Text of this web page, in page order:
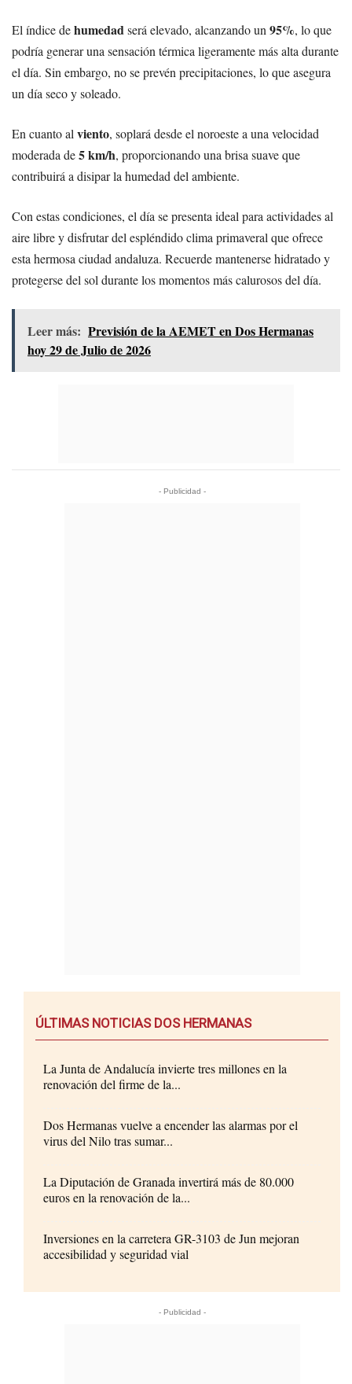
El índice dehumedadserá elevado, alcanzando un95%, lo que
podría generar una sensación térmica ligeramente más alta durante
el día. Sin embargo, no se prevén precipitaciones, lo que asegura
un día seco y soleado.
En cuanto alviento, soplará desde el noroeste a una velocidad
moderada de5 km/h, proporcionando una brisa suave que
contribuirá a disipar la humedad del ambiente.
Con estas condiciones, el día se presenta ideal para actividades al
aire libre y disfrutar del espléndido clima primaveral que ofrece
esta hermosa ciudad andaluza. Recuerde mantenerse hidratado y
protegerse del sol durante los momentos más calurosos del día.
Leer más: Previsión de la AEMET en Dos Hermanas
hoy 29 de Julio de 2026
- Publicidad -
ÚLTIMAS NOTICIAS DOS HERMANAS
La Junta de Andalucía invierte tres millones en la
renovación del firme de la...
Dos Hermanas vuelve a encender las alarmas por el
virus del Nilo tras sumar...
La Diputación de Granada invertirá más de 80.000
euros en la renovación de la...
Inversiones en la carretera GR-3103 de Jun mejoran
accesibilidad y seguridad vial
- Publicidad -